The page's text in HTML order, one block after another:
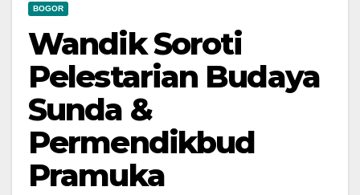
BOGOR
Wandik Soroti
Pelestarian Budaya
Sunda &
Permendikbud
Pramuka